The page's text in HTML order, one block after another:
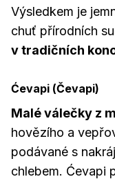
Výsledkem je
chuť přírodních
v tradičních
Ćevapi (Čevapi)
Malé válečky z
hovězího a
podávané s
chlebem. Ćevapi